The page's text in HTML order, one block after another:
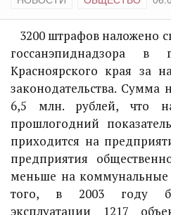
3200 штрафов наложено
госсанэпиднадзора
Красноярского края за
законодательства.
6,5 млн. рублей, что
прошлогодний
приходится на
предприятия
меньше на коммунальные
того, в 2003 году
эксплуатации 1217